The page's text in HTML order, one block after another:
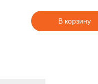
В корзину